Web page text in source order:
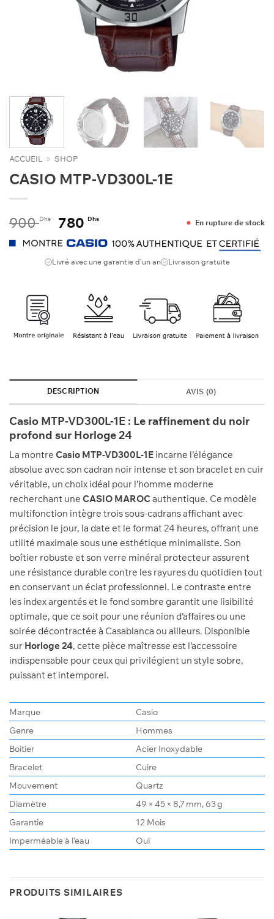
ACCUEIL » SHOP
CASIO MTP-VD300L-1E
900Dhs Le
prix
initial
était :
780 DhsLe
prix
actuel
est :
En rupture de stock
Livré avec une garantie d'un an Livraison gratuite
DESCRIPTION AVIS (0)
Casio MTP-VD300L-1E : Le raffinement du noir
profond sur Horloge 24
La montre Casio MTP-VD300L-1E incarne l’élégance
absolue avec son cadran noir intense et son bracelet en cuir
véritable, un choix idéal pour l’homme moderne
recherchant une CASIO MAROC authentique. Ce modèle
multifonction intègre trois sous-cadrans affichant avec
précision le jour, la date et le format 24 heures, offrant une
utilité maximale sous une esthétique minimaliste. Son
boîtier robuste et son verre minéral protecteur assurent
une résistance durable contre les rayures du quotidien tout
en conservant un éclat professionnel. Le contraste entre
les index argentés et le fond sombre garantit une lisibilité
optimale, que ce soit pour une réunion d’affaires ou une
soirée décontractée à Casablanca ou ailleurs. Disponible
sur Horloge 24, cette pièce maîtresse est l’accessoire
indispensable pour ceux qui privilégient un style sobre,
puissant et intemporel.
Marque
Casio
Genre
Hommes
Boitier
Acier Inoxydable
Bracelet
Cuire
Mouvement
Quartz
Diamètre
49 × 45 × 8,7 mm, 63 g
Garantie
12 Mois
Imperméable à l’eau
Oui
PRODUITS SIMILAIRES